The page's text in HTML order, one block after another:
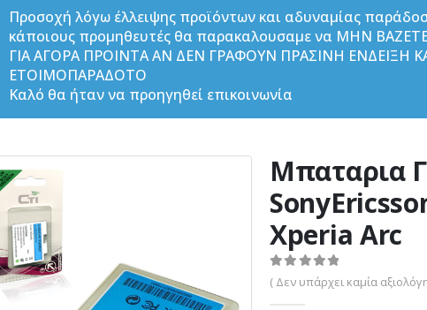
Προσοχή λόγω έλλειψης προϊόντων και αδυναμίας
κάποιους προμηθευτές θα παρακαλουσαμε να ΜΗΝ
ΓΙΑ ΑΓΟΡΑ ΠΡΟΙΝΤΑ ΑΝ ΔΕΝ ΓΡΑΦΟΥΝ ΠΡΑΣΙΝΗ ΕΝΔΕΙΞΗ
ΕΤΟΙΜΟΠΑΡΑΔΟΤΟ
Καλό θα ήταν να προηγηθεί επικοινωνία
Μπαταρια
Xperia Arc
0 out of 5
( Δεν υπάρχει καμία